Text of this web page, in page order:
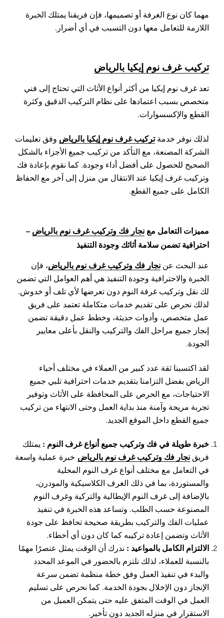
مهما كان نوع الغرفة أو تصميمها، فإن فريقنا يمتلك الخبرة
اللازمة للتعامل معها دون التسبب في أي أضرار.
تركيب غرف نوم إيكيا بالرياض
تعد غرف نوم إيكيا من أكثر أنواع الأثاث التي تحتاج إلى فني
متخصص بسبب اعتمادها على نظام التركيب الدقيق وكثرة
القطع والإكسسوارات.
لذلك نوفر خدمةتركيب غرف نوم إيكيا بالرياض وفق تعليمات
الشركة المصنعة، مع التأكد من تركيب جميع الأجزاء بالشكل
الصحيح للحصول على أفضل أداء وجودة. كما نقوم بإعادة فك
وتركيب غرف إيكيا عند الانتقال من منزل إلى آخر مع الحفاظ
الكامل على جميع القطع.
مميزات التعامل مع نجار فك وتركيب غرف نوم بالرياض –
احترافية تضمن سلامة أثاثك وجودة التنفيذ
عند البحث عن نجار فك وتركيب غرف نوم بالرياض، فإن
الخبرة والاحترافية وجودة التنفيذ هي أهم العوامل التي تضمن
لك نقل وتركيب غرفة النوم دون تعرضها لأي تلف أو خدوش.
لذلك نحرص على تقديم خدمات متكاملة تعتمد على فريق
عمل متخصص، وأدوات حديثة، وخطط عمل دقيقة تضمن
إنجاز جميع مراحل الفك والتركيب والنقل بأعلى معايير
الجودة.
لقد اكتسبنا ثقة عدد كبير من العملاء في مختلف أحياء
الرياض بفضل التزامنا بتقديم خدمات احترافية تلبي جميع
الاحتياجات، مع الحرص على المحافظة على الأثاث وتوفير
تجربة مريحة وآمنة منذ بداية العمل وحتى الانتهاء من تركيب
جميع القطع داخل الموقع الجديد.
خبرة طويلة في فك وتركيب جميع أنواع غرف النوم : يمتلك
فريق نجار فك وتركيب غرف نوم بالرياض خبرة عملية واسعة
في التعامل مع مختلف أنواع غرف النوم المحلية
والمستوردة، بما في ذلك الغرف الكلاسيكية والمودرن،
بالإضافة إلى غرف النوم الإيطالية والتركية وغرف النوم
المصنوعة حسب الطلب. وتساعد هذه الخبرة في تنفيذ
عمليات الفك والتركيب بطريقة صحيحة تحافظ على جودة
الأثاث وتضمن إعادة تركيبه كما كان دون أي أخطاء.
الالتزام الكامل بالمواعيد : ندرك أن الوقت يمثل عنصرًا مهمًا
بالنسبة للعملاء، لذلك نلتزم بالحضور في الموعد المحدد
والبدء في تنفيذ العمل وفق خطة منظمة تضمن سرعة
الإنجاز دون الإخلال بجودة الخدمة. كما نحرص على تسليم
العمل في الوقت المتفق عليه حتى يتمكن العميل من
الاستقرار في منزله الجديد دون تأخير.